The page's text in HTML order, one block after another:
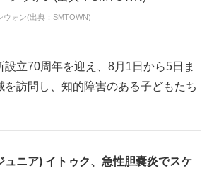
ウォン(出典：SMTOWN)
立70周年を迎え、8月1日から5日ま
訪問し、知的障害のある子どもたち
ニア) イトゥク、急性胆嚢炎でスケ